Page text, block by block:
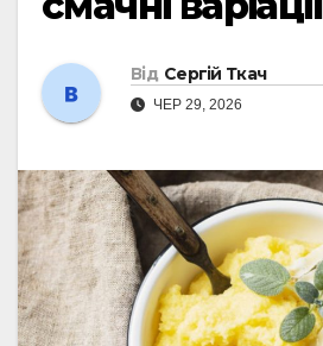
Від Сергій Ткач
ЧЕР 29, 2026